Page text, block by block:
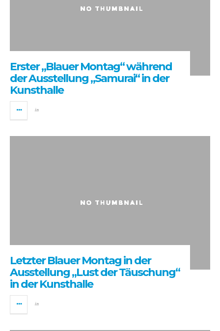
Erster „Blauer Montag“ während
der Ausstellung „Samurai“ in der
Kunsthalle
in
Letzter Blauer Montag in der
Ausstellung „Lust der Täuschung“
in der Kunsthalle
in